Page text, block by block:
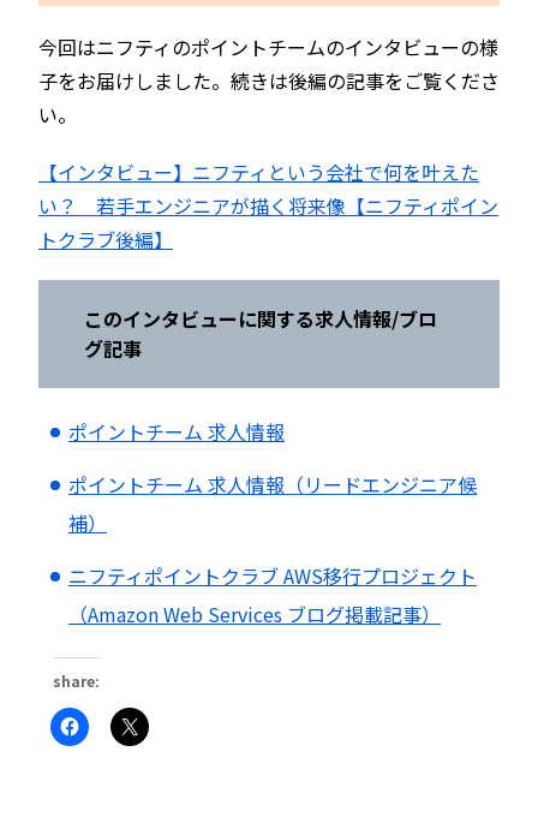
今回はニフティのポイントチームのインタビューの様
子をお届けしました。続きは後編の記事をご覧くださ
い。
【インタビュー】ニフティという会社で何を叶えた
い？ 若手エンジニアが描く将来像【ニフティポイン
トクラブ後編】
このインタビューに関する求人情報/ブロ
グ記事
ポイントチーム 求人情報
ポイントチーム 求人情報（リードエンジニア候
補）
ニフティポイントクラブ AWS移行プロジェクト
（Amazon Web Services ブログ掲載記事）
share:
Facebook
で
ク
リ